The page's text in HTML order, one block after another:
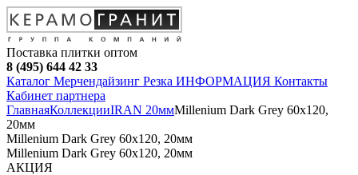
Поставка плитки оптом
8 (495) 644 42 33
Каталог Мерчендайзинг Резка ИНФОРМАЦИЯ Контакты
Кабинет партнера
ГлавнаяКоллекцииIRAN 20ммMillenium Dark Grey 60х120,
20мм
Millenium Dark Grey 60х120, 20мм
Millenium Dark Grey 60х120, 20мм
АКЦИЯ